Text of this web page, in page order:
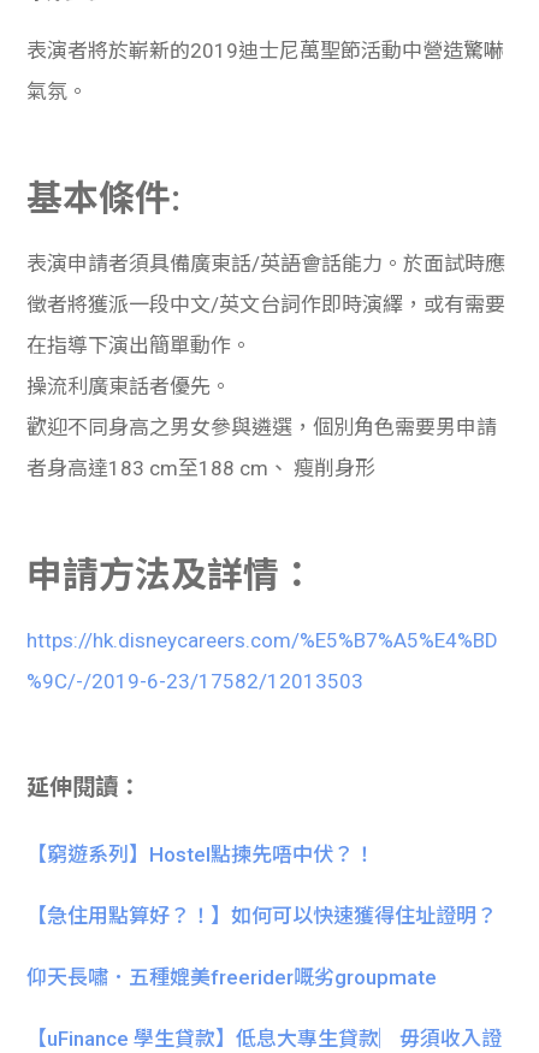
表演者將於嶄新的2019迪士尼萬聖節活動中營造驚嚇
氣氛。
基本條件:
表演申請者須具備廣東話/英語會話能力。於面試時應
徵者將獲派一段中文/英文台詞作即時演繹，或有需要
在指導下演出簡單動作。
操流利廣東話者優先。
歡迎不同身高之男女參與遴選，個別角色需要男申請
者身高達183 cm至188 cm 、 瘦削身形
申請方法及詳情：
https://hk.disneycareers.com/%E5%B7%A5%E4%BD
%9C/-/2019-6-23/17582/12013503
延伸閱讀：
【窮遊系列】Hostel點揀先唔中伏？！
【急住用點算好？！】如何可以快速獲得住址證明？
仰天長嘯．五種媲美freerider嘅劣groupmate
【uFinance 學生貸款】低息大專生貸款︳毋須收入證